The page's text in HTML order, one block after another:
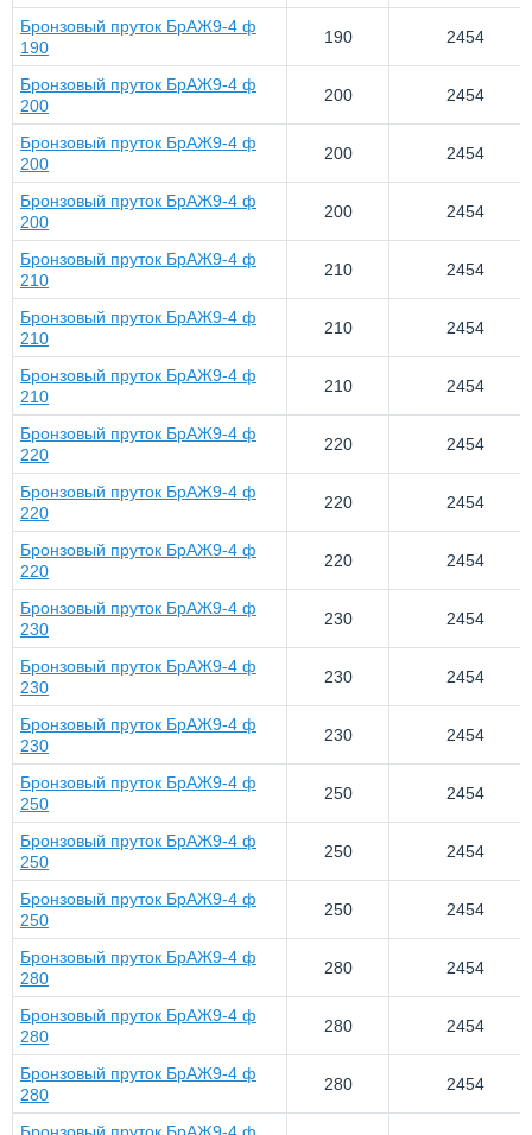
Бронзовый пруток БрАЖ9-4 ф
190
190 2454
Бронзовый пруток БрАЖ9-4 ф
200
200 2454
Бронзовый пруток БрАЖ9-4 ф
200
200 2454
Бронзовый пруток БрАЖ9-4 ф
200
200 2454
Бронзовый пруток БрАЖ9-4 ф
210
210 2454
Бронзовый пруток БрАЖ9-4 ф
210
210 2454
Бронзовый пруток БрАЖ9-4 ф
210
210 2454
Бронзовый пруток БрАЖ9-4 ф
220
220 2454
Бронзовый пруток БрАЖ9-4 ф
220
220 2454
Бронзовый пруток БрАЖ9-4 ф
220
220 2454
Бронзовый пруток БрАЖ9-4 ф
230
230 2454
Бронзовый пруток БрАЖ9-4 ф
230
230 2454
Бронзовый пруток БрАЖ9-4 ф
230
230 2454
Бронзовый пруток БрАЖ9-4 ф
250
250 2454
Бронзовый пруток БрАЖ9-4 ф
250
250 2454
Бронзовый пруток БрАЖ9-4 ф
250
250 2454
Бронзовый пруток БрАЖ9-4 ф
280
280 2454
Бронзовый пруток БрАЖ9-4 ф
280
280 2454
Бронзовый пруток БрАЖ9-4 ф
280
280 2454
Бронзовый пруток БрАЖ9-4 ф